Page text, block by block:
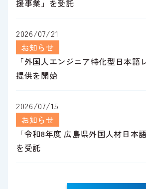
援事業」を受託
2026/07/21
お知らせ
「外国人エンジニア特化型日本語
提供を開始
2026/07/15
お知らせ
「令和8年度 広島県外国人材日本
を受託